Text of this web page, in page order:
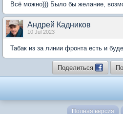
Всё можно))) Было бы желание,
Андрей Кадников
10 Jul 2023
Табак из за линии фронта есть и
Поделиться
Полная версия